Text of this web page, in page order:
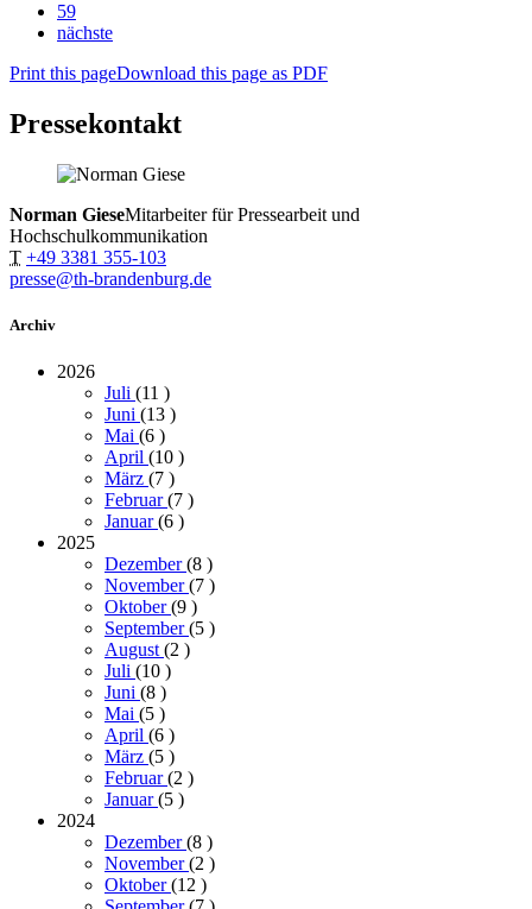
59
nächste
Print this pageDownload this page as PDF
Pressekontakt
Norman GieseMitarbeiter für Pressearbeit und
Hochschulkommunikation
T +49 3381 355-103
presse@th-brandenburg.de
Archiv
2026
Juli (11 )
Juni (13 )
Mai (6 )
April (10 )
März (7 )
Februar(7 )
Januar(6 )
2025
Dezember(8 )
November(7 )
Oktober(9 )
September(5 )
August(2 )
Juli (10 )
Juni (8 )
Mai (5 )
April (6 )
März (5 )
Februar(2 )
Januar(5 )
2024
Dezember(8 )
November(2 )
Oktober(12 )